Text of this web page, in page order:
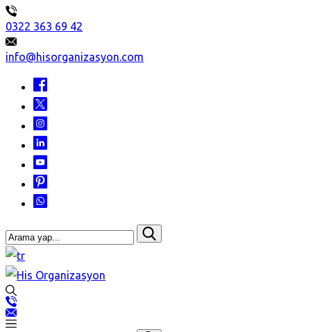
0322 363 69 42
info@hisorganizasyon.com